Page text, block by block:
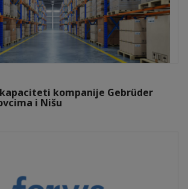
kompanije Gebrüder
i Nišu